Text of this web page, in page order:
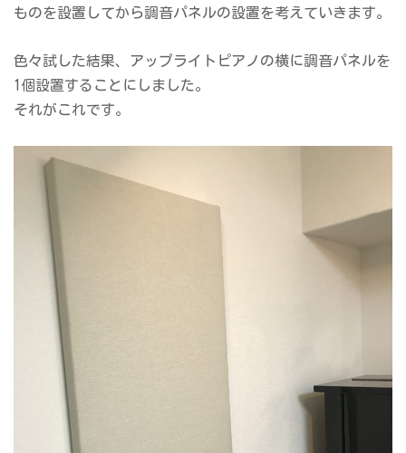
ものを設置してから調音パネルの設置を考えていきます。
色々試した結果、アップライトピアノの横に調音パネルを
1個設置することにしました。
それがこれです。